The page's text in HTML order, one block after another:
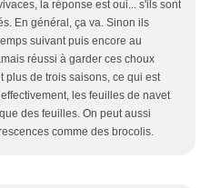
la réponse est oui... s'ils sont
En général, ça va. Sinon ils
suivant puis encore au
réussi à garder ces choux
plus de trois saisons, ce qui est
les feuilles de navet
des feuilles. On peut aussi
comme des brocolis.